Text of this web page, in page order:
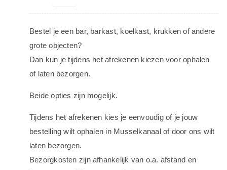
Bestel je een bar, barkast, koelkast, krukken of andere
grote objecten?
Dan kun je tijdens het afrekenen kiezen voor ophalen
of laten bezorgen.
Beide opties zijn mogelijk.
Tijdens het afrekenen kies je eenvoudig of je jouw
bestelling wilt ophalen in Musselkanaal of door ons wilt
laten bezorgen.
Bezorgkosten zijn afhankelijk van o.a. afstand en